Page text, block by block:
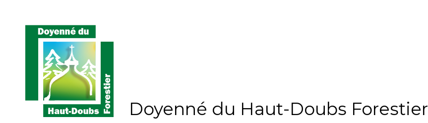
Doyenné du Haut-Doubs Forestier